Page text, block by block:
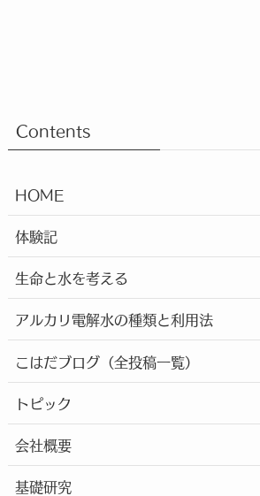
Contents
HOME
体験記
生命と水を考える
アルカリ電解水の種類と利用法
こはだブログ（全投稿一覧）
トピック
会社概要
基礎研究